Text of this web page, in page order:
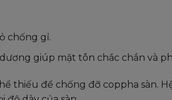
chống gỉ.
giúp mặt tôn chắc chắn và
thiếu để chống đỡ coppha sàn.